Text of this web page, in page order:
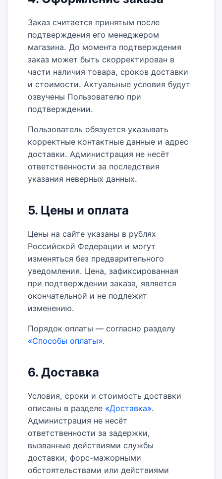
Заказ считается принятым после
подтверждения его менеджером
магазина. До момента подтверждения
заказ может быть скорректирован в
части наличия товара, сроков доставки
и стоимости. Актуальные условия будут
озвучены Пользователю при
подтверждении.
Пользователь обязуется указывать
корректные контактные данные и адрес
доставки. Администрация не несёт
ответственности за последствия
указания неверных данных.
5. Цены и оплата
Цены на сайте указаны в рублях
Российской Федерации и могут
изменяться без предварительного
уведомления. Цена, зафиксированная
при подтверждении заказа, является
окончательной и не подлежит
изменению.
Порядок оплаты — согласно разделу
«Способы оплаты».
6. Доставка
Условия, сроки и стоимость доставки
описаны в разделе «Доставка».
Администрация не несёт
ответственности за задержки,
вызванные действиями службы
доставки, форс-мажорными
обстоятельствами или действиями